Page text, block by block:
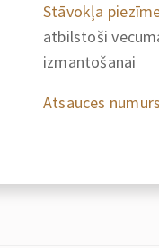
Stāvokļa
atbilstoši
izmantošanai
Atsauces